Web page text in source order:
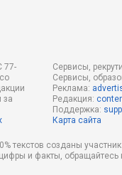
77-
за
Сервисы,
Сервисы,
Реклама:
Редакция:
Поддержка:
Карта сайта
текстов созданы
цифры и факты,